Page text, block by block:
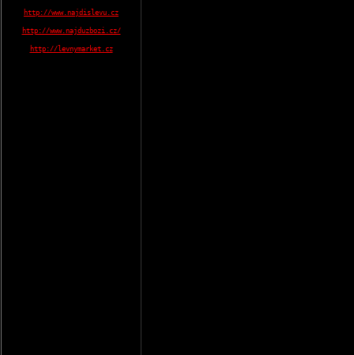
http://www.najdislevu.cz
http://www.najduzbozi.cz/
http://levnymarket.cz